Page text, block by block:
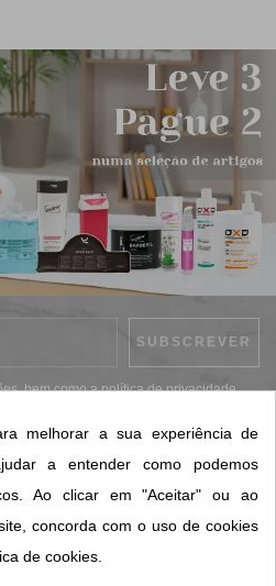
, bem como apolítica de privacidade.
melhorar a sua experiência de
a entender como podemos
Ao clicar em "Aceitar" ou ao
concorda com o uso de cookies
de cookies.